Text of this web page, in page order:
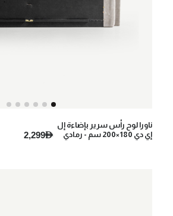
ناورا لوح رأس سرير بإضاءة إل
إي دي 180×200 سم - رمادي
2,299AED